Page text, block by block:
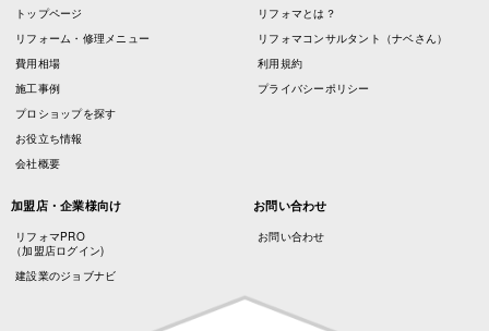
トップページ
リフォーム・修理メニュー
費用相場
施工事例
プロショップを探す
お役立ち情報
会社概要
リフォマとは？
リフォマコンサルタント（ナベさん）
利用規約
プライバシーポリシー
加盟店・企業様向け
リフォマPRO
（加盟店ログイン)
建設業のジョブナビ
お問い合わせ
お問い合わせ